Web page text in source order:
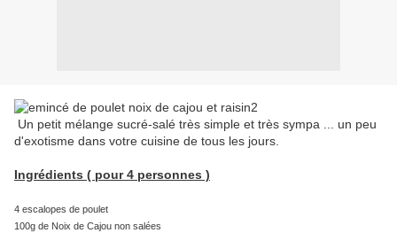
Un petit mélange sucré-salé très simple et très sympa ... un peu
d'exotisme dans votre cuisine de tous les jours.
Ingrédients ( pour 4 personnes )
4 escalopes de poulet
100g de Noix de Cajou non salées